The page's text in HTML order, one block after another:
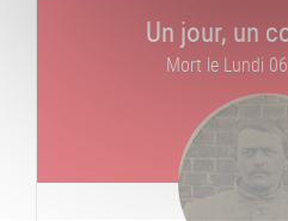
Un jour, un
Mort le Lundi